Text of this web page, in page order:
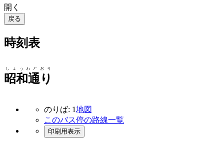
開く
戻る
時刻表
昭和通り
しょうわどおり
のりば: 1地図
このバス停の路線一覧
印刷用表示